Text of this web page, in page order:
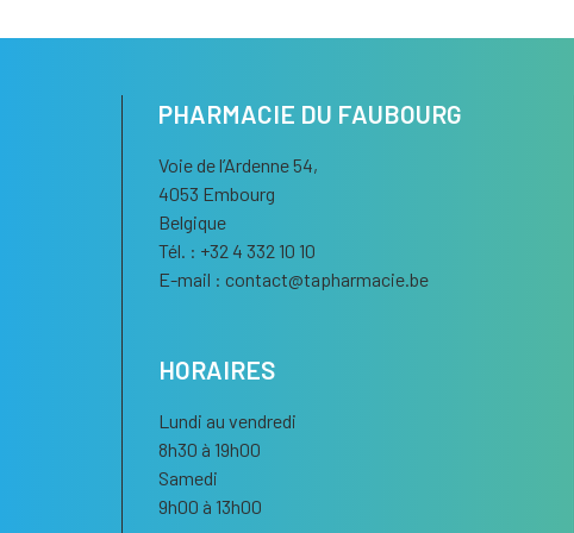
PHARMACIE DU FAUBOURG
Voie de l’Ardenne 54,
4053 Embourg
Belgique
Tél. : +32 4 332 10 10
E-mail : contact@tapharmacie.be
HORAIRES
Lundi au vendredi
8h30 à 19h00
Samedi
9h00 à 13h00